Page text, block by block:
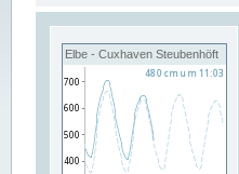
Elbe - Cuxhaven Steubenhöft